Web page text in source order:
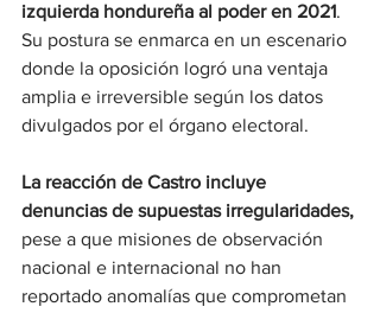
izquierda hondureña al poder en 2021.
Su postura se enmarca en un escenario
donde la oposición logró una ventaja
amplia e irreversible según los datos
divulgados por el órgano electoral.
La reacción de Castro incluye
denuncias de supuestas irregularidades,
pese a que misiones de observación
nacional e internacional no han
reportado anomalías que comprometan